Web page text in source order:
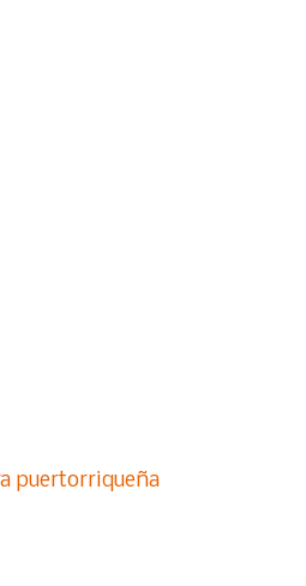
puertorriqueña